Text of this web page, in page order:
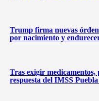
Trump firma nuevas
por nacimiento y
Tras exigir medicamentos,
respuesta del IMSS